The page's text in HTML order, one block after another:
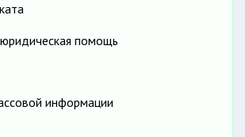
помощь
информации